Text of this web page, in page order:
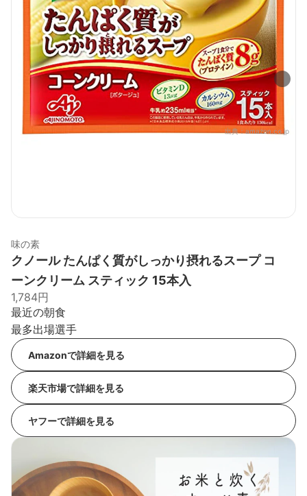
出典：amazon.co.jp
味の素
クノール たんぱく質がしっかり摂れるスープ コ
ーンクリーム スティック 15本入
1,784円
最近の朝食
最多出場選手
Amazonで詳細を見る
楽天市場で詳細を見る
ヤフーで詳細を見る